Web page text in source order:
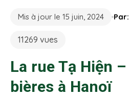
Mis à jour le 15 juin, 2024 Par:
11269 vues
La rue Tạ Hiện
bières à Hanoï